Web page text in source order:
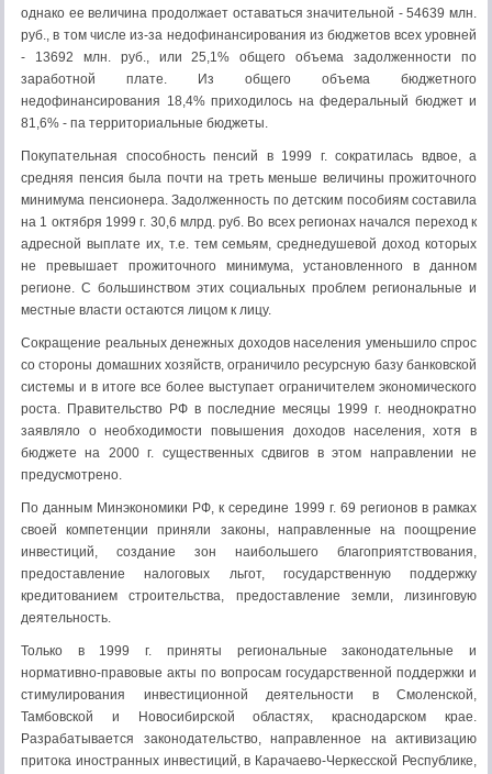
однако ее величина продолжает оставаться значительной - 54639 млн.
руб., в том числе из-за недофинансирования из бюджетов всех уровней
- 13692 млн. руб., или 25,1% общего объема задолженности по
заработной плате. Из общего объема бюджетного
недофинансирования 18,4% приходилось на федеральный бюджет и
81,6% - па территориальные бюджеты.
Покупательная способность пенсий в 1999 г. сократилась вдвое, а
средняя пенсия была почти на треть меньше величины прожиточного
минимума пенсионера. Задолженность по детским пособиям составила
на 1 октября 1999 г. 30,6 млрд. руб. Во всех регионах начался переход к
адресной выплате их, т.е. тем семьям, среднедушевой доход которых
не превышает прожиточного минимума, установленного в данном
регионе. С большинством этих социальных проблем региональные и
местные власти остаются лицом к лицу.
Сокращение реальных денежных доходов населения уменьшило спрос
со стороны домашних хозяйств, ограничило ресурсную базу банковской
системы и в итоге все более выступает ограничителем экономического
роста. Правительство РФ в последние месяцы 1999 г. неоднократно
заявляло о необходимости повышения доходов населения, хотя в
бюджете на 2000 г. существенных сдвигов в этом направлении не
предусмотрено.
По данным Минэкономики РФ, к середине 1999 г. 69 регионов в рамках
своей компетенции приняли законы, направленные на поощрение
инвестиций, создание зон наибольшего благоприятствования,
предоставление налоговых льгот, государственную поддержку
кредитованием строительства, предоставление земли, лизинговую
деятельность.
Только в 1999 г. приняты региональные законодательные и
нормативно-правовые акты по вопросам государственной поддержки и
стимулирования инвестиционной деятельности в Смоленской,
Тамбовской и Новосибирской областях, краснодарском крае.
Разрабатывается законодательство, направленное на активизацию
притока иностранных инвестиций, в Карачаево-Черкесской Республике,